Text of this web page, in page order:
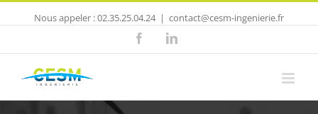
Nous appeler : 02.35.25.04.24 | contact@cesm-ingenierie.fr
FacebookLinkedin